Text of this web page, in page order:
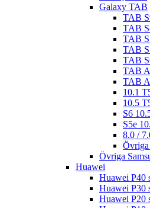
Galaxy TAB
TAB
TAB
TAB
TAB
TAB
TAB
TAB
10.1
10.5
S6
S5e
8.0 /
Övriga
Huawei
Huawei P40
Huawei P30
Huawei P20